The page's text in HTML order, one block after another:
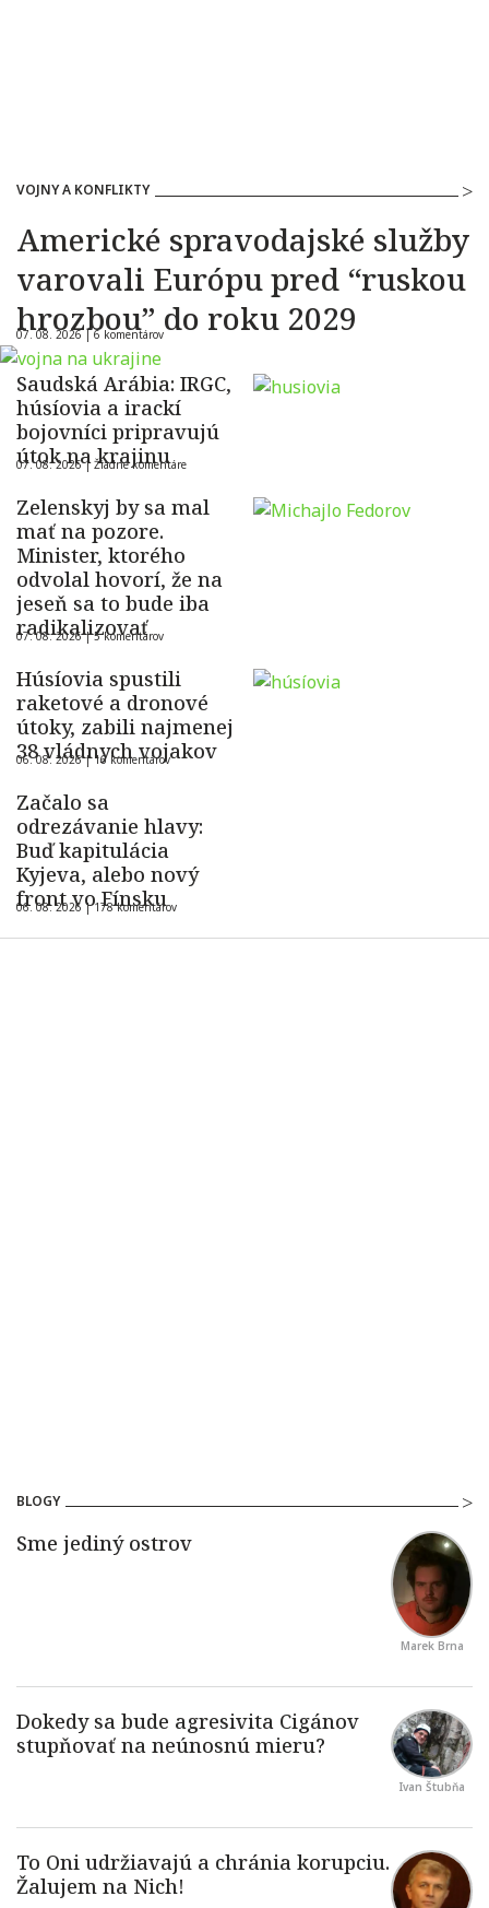
VOJNY A KONFLIKTY
Americké spravodajské služby
varovali Európu pred “ruskou
hrozbou” do roku 2029
07. 08. 2026 |6 komentárov
Saudská Arábia: IRGC,
húsíovia a irackí
bojovníci pripravujú
útok na krajinu
07. 08. 2026 |Žiadne komentáre
Zelenskyj by sa mal
mať na pozore.
Minister, ktorého
odvolal hovorí, že na
jeseň sa to bude iba
radikalizovať
07. 08. 2026 |5 komentárov
Húsíovia spustili
raketové a dronové
útoky, zabili najmenej
38 vládnych vojakov
06. 08. 2026 |16 komentárov
Začalo sa
odrezávanie hlavy:
Buď kapitulácia
Kyjeva, alebo nový
front vo Fínsku
06. 08. 2026 |178 komentárov
BLOGY
Marek Brna
Ivan Štubňa